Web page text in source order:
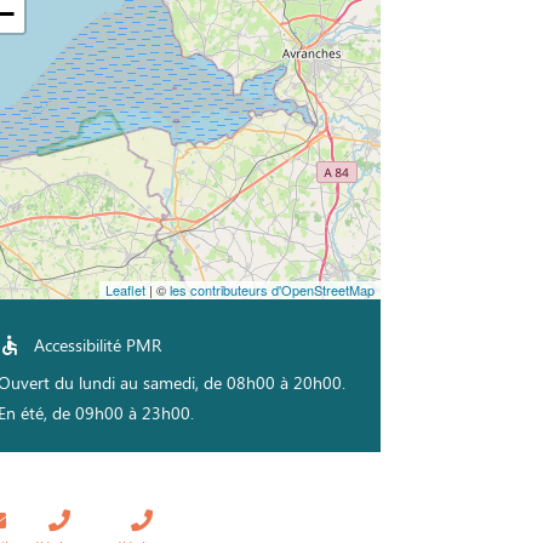
−
Leaflet| ©les contributeurs d'OpenStreetMap
Accessibilité PMR
du lundi au samedi, de 08h00 à 20h00.
été, de 09h00 à 23h00.